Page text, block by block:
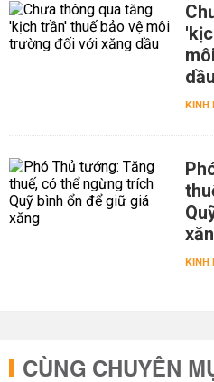
dầu
KINH
KINH
CÙNG CHUYÊN